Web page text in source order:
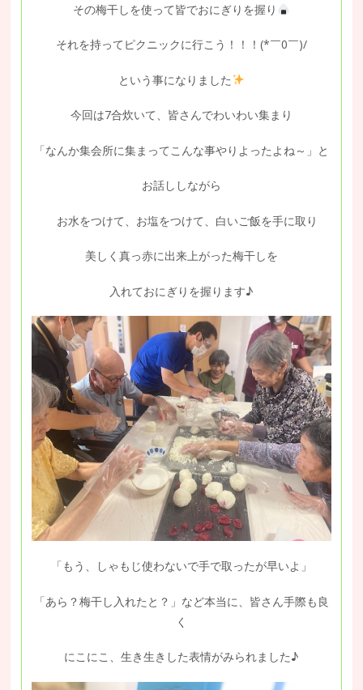
その梅干しを使って皆でおにぎりを握り
それを持ってピクニックに行こう！！！(*￣0￣)/
という事になりました
今回は7合炊いて、皆さんでわいわい集まり
「なんか集会所に集まってこんな事やりよったよね～」と
お話ししながら
お水をつけて、お塩をつけて、白いご飯を手に取り
美しく真っ赤に出来上がった梅干しを
入れておにぎりを握ります♪
「もう、しゃもじ使わないで手で取ったが早いよ」
「あら？梅干し入れたと？」など本当に、皆さん手際も良
く
にこにこ、生き生きした表情がみられました♪